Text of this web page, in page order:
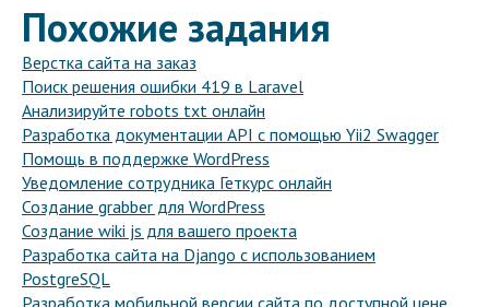
Похожие задания
Верстка сайта на заказ
Поиск решения ошибки 419 в Laravel
Анализируйте robots txt онлайн
Разработка документации API с помощью Yii2 Swagger
Помощь в поддержке WordPress
Уведомление сотрудника Геткурс онлайн
Создание grabber для WordPress
Создание wiki js для вашего проекта
Разработка сайта на Django с использованием
PostgreSQL